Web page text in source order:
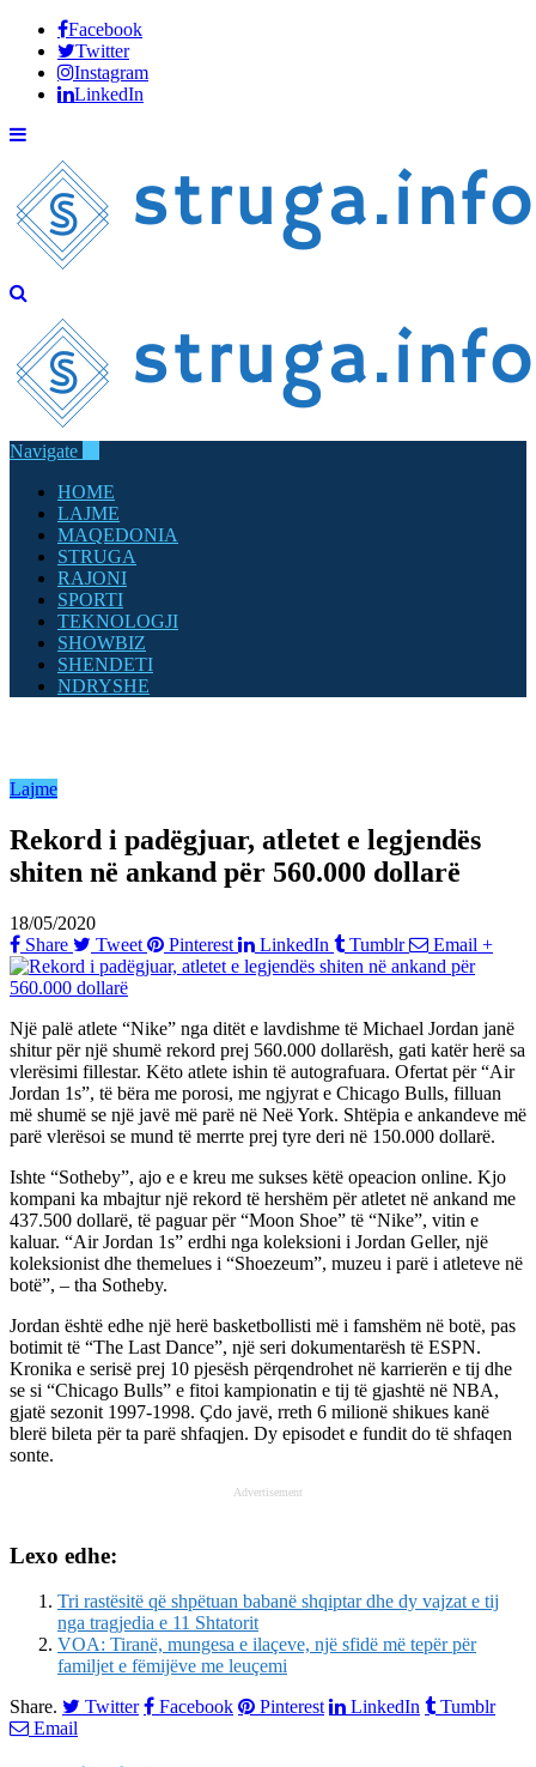
Facebook
Twitter
Instagram
LinkedIn
Navigate
HOME
LAJME
MAQEDONIA
STRUGA
RAJONI
SPORTI
TEKNOLOGJI
SHOWBIZ
SHENDETI
NDRYSHE
Lajme
Rekord i padëgjuar, atletet e legjendës
shiten në ankand për 560.000 dollarë
18/05/2020
Share
Tweet Pinterest LinkedIn Tumblr Email +
Një palë atlete “Nike” nga ditët e lavdishme të Michael Jordan janë
shitur për një shumë rekord prej 560.000 dollarësh, gati katër herë sa
vlerësimi fillestar. Këto atlete ishin të autografuara. Ofertat për “Air
Jordan 1s”, të bëra me porosi, me ngjyrat e Chicago Bulls, filluan
më shumë se një javë më parë në Neë York. Shtëpia e ankandeve më
parë vlerësoi se mund të merrte prej tyre deri në 150.000 dollarë.
Ishte “Sotheby”, ajo e e kreu me sukses këtë opeacion online. Kjo
kompani ka mbajtur një rekord të hershëm për atletet në ankand me
437.500 dollarë, të paguar për “Moon Shoe” të “Nike”, vitin e
kaluar. “Air Jordan 1s” erdhi nga koleksioni i Jordan Geller, një
koleksionist dhe themelues i “Shoezeum”, muzeu i parë i atleteve në
botë”, – tha Sotheby.
Jordan është edhe një herë basketbollisti më i famshëm në botë, pas
botimit të “The Last Dance”, një seri dokumentarësh të ESPN.
Kronika e serisë prej 10 pjesësh përqendrohet në karrierën e tij dhe
se si “Chicago Bulls” e fitoi kampionatin e tij të gjashtë në NBA,
gjatë sezonit 1997-1998. Çdo javë, rreth 6 milionë shikues kanë
blerë bileta për ta parë shfaqjen. Dy episodet e fundit do të shfaqen
sonte.
Advertisement
Lexo edhe:
Tri rastësitë që shpëtuan babanë shqiptar dhe dy vajzat e tij
nga tragjedia e 11 Shtatorit
VOA: Tiranë, mungesa e ilaçeve, një sfidë më tepër për
familjet e fëmijëve me leuçemi
Share.
Twitter Facebook Pinterest LinkedIn
Tumblr
Email